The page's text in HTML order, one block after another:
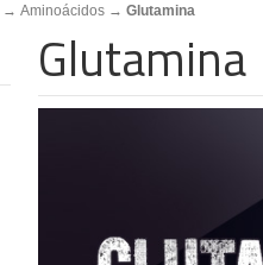
→ Aminoácidos → Glutamina
Glutamina